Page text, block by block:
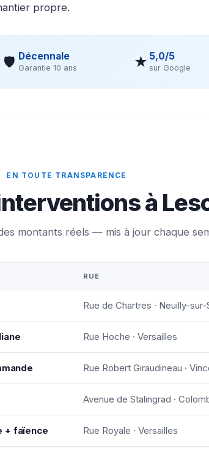
propre.
🛡 Décennale
Garantie 10 ans ★ 5,0/5
sur Google
EN TOUTE TRANSPARENCE
à
montants réels — mis à jour chaque
RUE
Rue de Chartres · Neuilly-sur-
Rue Hoche · Versailles
Rue Robert Giraudineau ·
Avenue de Stalingrad ·
+ faïence Rue Royale · Versailles